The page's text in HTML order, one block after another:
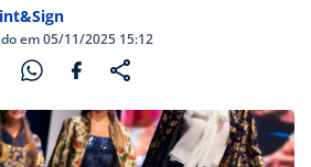
em 05/11/2025 15:12